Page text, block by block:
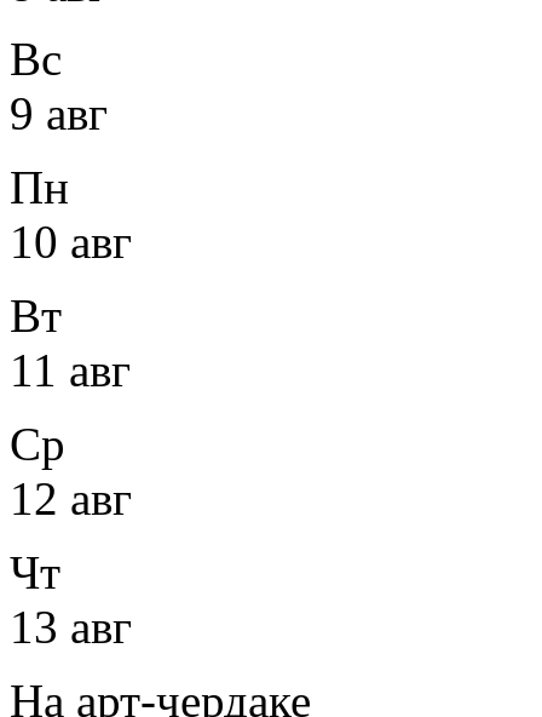
Вс
9 авг
Пн
10 авг
Вт
11 авг
Ср
12 авг
Чт
13 авг
На арт-чердаке